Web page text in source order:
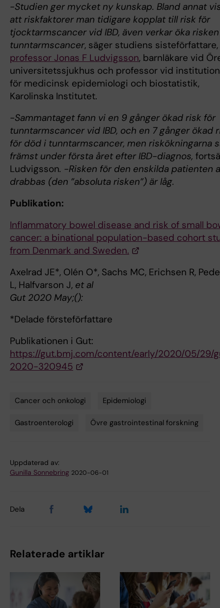
-Studien ger mycket ny kunskap. Bland annat
att riskfaktorer man tidigare kopplat till risk för
tjocktarmscancer vid IBD, även verkar öka
tunntarmscancer, säger studiens sisteförfattare,
professor Jonas F Ludvigsson, barnläkare vid
universitetssjukhus och professor vid
för medicinsk epidemiologi och biostatistik,
Karolinska Institutet.
-Sammantaget fann vi en 9 gånger ökad risk för
tunntarmscancer vid IBD, och en 7 gånger ökad
för död i tunntarmscancer, men riskökningarna
främst under första året efter IBD-diagnos,
Ludvigsson. -Risken för den enskilda patienten
drabbas (den ”absoluta risken”) är låg.
Publikation:
Inflammatory bowel disease and risk of small
cancer: a binational population-based cohort
from Denmark and Sweden.
Axelrad JE*, Olén O*, Sachs MC, Erichsen R,
L, Halfvarson J, et al
Gut 2020 May;():
*Delade försteförfattare
Publikationen i Gut:
https://gut.bmj.com/content/early/2020/05/29/
2020-320945
Cancer och onkologi Epidemiologi
Gastroenterologi Övre gastrointestinal forskning
Uppdaterad av:
Gunilla Sonnebring 2020-06-01
Dela
Relaterade artiklar